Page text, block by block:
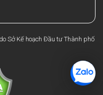
Sở Kế hoạch Đầu tư Thành phố